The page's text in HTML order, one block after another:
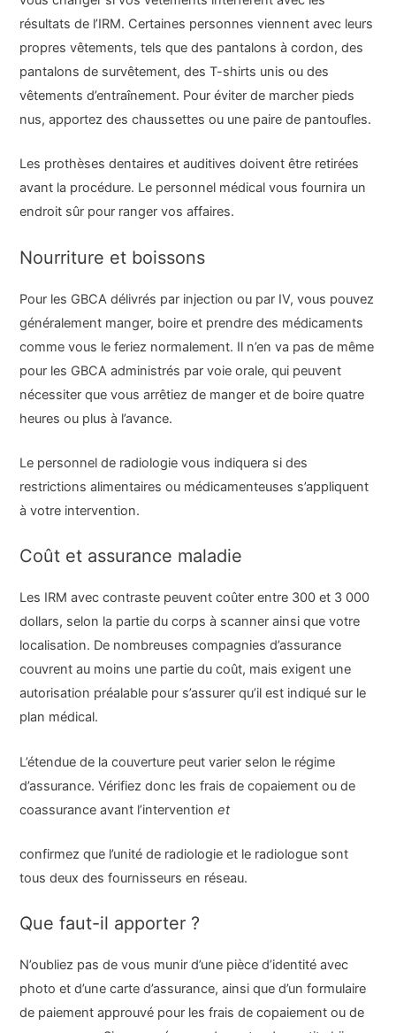
résultats de l’IRM. Certaines personnes viennent avec leurs
propres vêtements, tels que des pantalons à cordon, des
pantalons de survêtement, des T-shirts unis ou des
vêtements d’entraînement. Pour éviter de marcher pieds
nus, apportez des chaussettes ou une paire de pantoufles.
Les prothèses dentaires et auditives doivent être retirées
avant la procédure. Le personnel médical vous fournira un
endroit sûr pour ranger vos affaires.
Nourriture et boissons
Pour les GBCA délivrés par injection ou par IV, vous pouvez
généralement manger, boire et prendre des médicaments
comme vous le feriez normalement. Il n’en va pas de même
pour les GBCA administrés par voie orale, qui peuvent
nécessiter que vous arrêtiez de manger et de boire quatre
heures ou plus à l’avance.
Le personnel de radiologie vous indiquera si des
restrictions alimentaires ou médicamenteuses s’appliquent
à votre intervention.
Coût et assurance maladie
Les IRM avec contraste peuvent coûter entre 300 et 3 000
dollars, selon la partie du corps à scanner ainsi que votre
localisation. De nombreuses compagnies d’assurance
couvrent au moins une partie du coût, mais exigent une
autorisation préalable pour s’assurer qu’il est indiqué sur le
plan médical.
L’étendue de la couverture peut varier selon le régime
d’assurance. Vérifiez donc les frais de copaiement ou de
coassurance avant l’interventionet
confirmez que l’unité de radiologie et le radiologue sont
tous deux des fournisseurs en réseau.
Que faut-il apporter ?
N’oubliez pas de vous munir d’une pièce d’identité avec
photo et d’une carte d’assurance, ainsi que d’un formulaire
de paiement approuvé pour les frais de copaiement ou de